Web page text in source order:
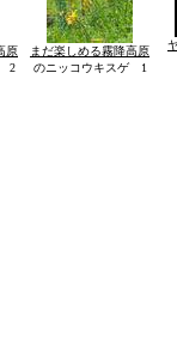
原
2
まだ楽しめる霧降高原
のニッコウキスゲ 1